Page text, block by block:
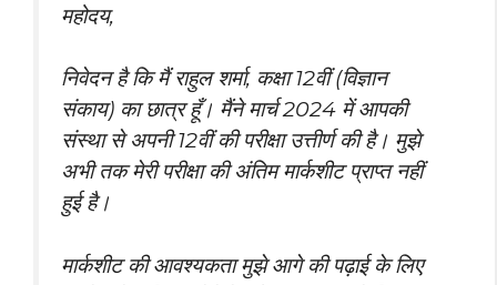
महोदय,
निवेदन है कि मैं राहुल शर्मा, कक्षा 12वीं (विज्ञान
संकाय) का छात्र हूँ। मैंने मार्च 2024 में आपकी
संस्था से अपनी 12वीं की परीक्षा उत्तीर्ण की है। मुझे
अभी तक मेरी परीक्षा की अंतिम मार्कशीट प्राप्त नहीं
हुई है।
मार्कशीट की आवश्यकता मुझे आगे की पढ़ाई के लिए